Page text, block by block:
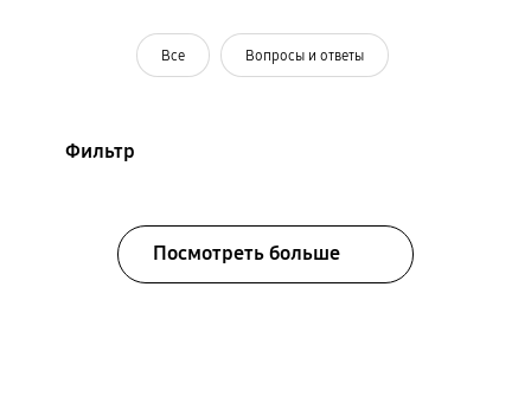
Все Вопросы и ответы
Фильтр
Посмотреть больше